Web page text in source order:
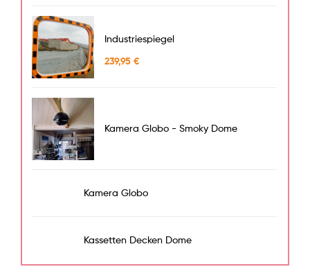
Industriespiegel
239,95 €
Kamera Globo - Smoky Dome
Kamera Globo
Kassetten Decken Dome